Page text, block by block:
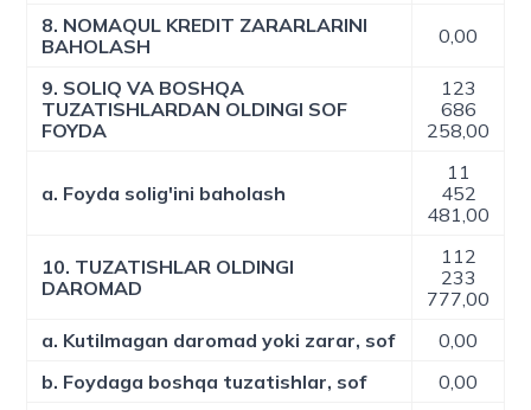
8. NOMAQUL KREDIT ZARARLARINI
BAHOLASH
0,00
9. SOLIQ VA BOSHQA
TUZATISHLARDAN OLDINGI SOF
FOYDA
123
686
258,00
a. Foyda solig'ini baholash
11
452
481,00
10. TUZATISHLAR OLDINGI
DAROMAD
112
233
777,00
a. Kutilmagan daromad yoki zarar, sof
0,00
b. Foydaga boshqa tuzatishlar, sof
0,00